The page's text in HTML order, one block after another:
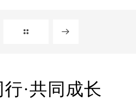
·共同成长